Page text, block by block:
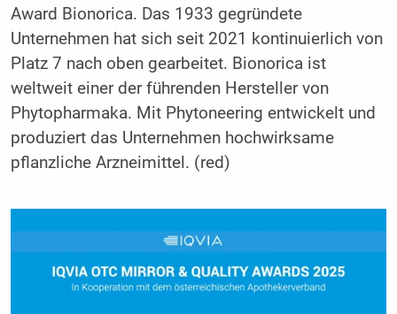
Award Bionorica. Das 1933 gegründete
Unternehmen hat sich seit 2021 kontinuierlich von
Platz 7 nach oben gearbeitet. Bionorica ist
weltweit einer der führenden Hersteller von
Phytopharmaka. Mit Phytoneering entwickelt und
produziert das Unternehmen hochwirksame
pflanzliche Arzneimittel. (red)